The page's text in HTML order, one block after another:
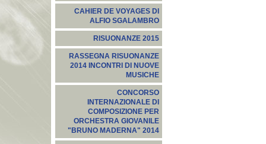
CAHIER DE VOYAGES DI
ALFIO SGALAMBRO
RISUONANZE 2015
RASSEGNA RISUONANZE
2014 INCONTRI DI NUOVE
MUSICHE
CONCORSO
INTERNAZIONALE DI
COMPOSIZIONE PER
ORCHESTRA GIOVANILE
"BRUNO MADERNA" 2014